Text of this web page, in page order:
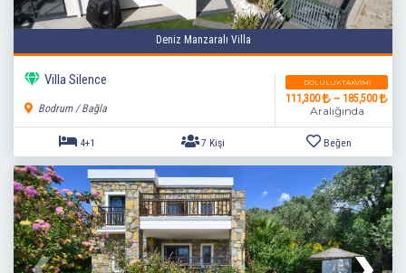
Deniz Manzaralı Villa
Villa Silence
Bodrum / Bağla
DOLULUK TAKVIMI
111,300 ~ 185,500
Aralığında
4+1 7 Kişi Beğen